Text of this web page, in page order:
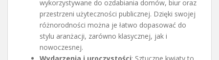
wykorzystywane do ozdabiania domów, biur oraz
przestrzeni użyteczności publicznej. Dzięki swojej
różnorodności można je łatwo dopasować do
stylu aranżacji, zarówno klasycznej, jak i
nowoczesnej.